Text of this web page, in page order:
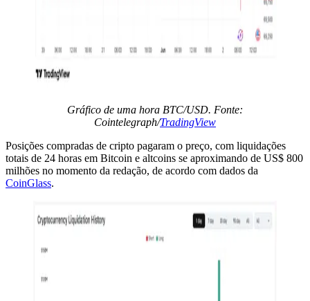
Gráfico de uma hora BTC/USD. Fonte:
Cointelegraph/TradingView
Posições compradas de cripto pagaram o preço, com liquidações
totais de 24 horas em Bitcoin e altcoins se aproximando de US$ 800
milhões no momento da redação, de acordo com dados da
CoinGlass.